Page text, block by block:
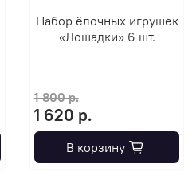
Набор ёлочных игрушек
«Лошадки» 6 шт.
1 800 р.
1 620 р.
В корзину